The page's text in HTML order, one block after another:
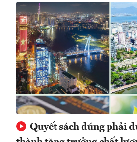
Quyết sách đúng phải